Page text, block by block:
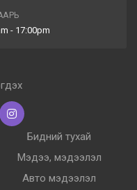
- 17:00pm
Бидний тухай
Мэдээ, мэдээлэл
Авто мэдээлэл